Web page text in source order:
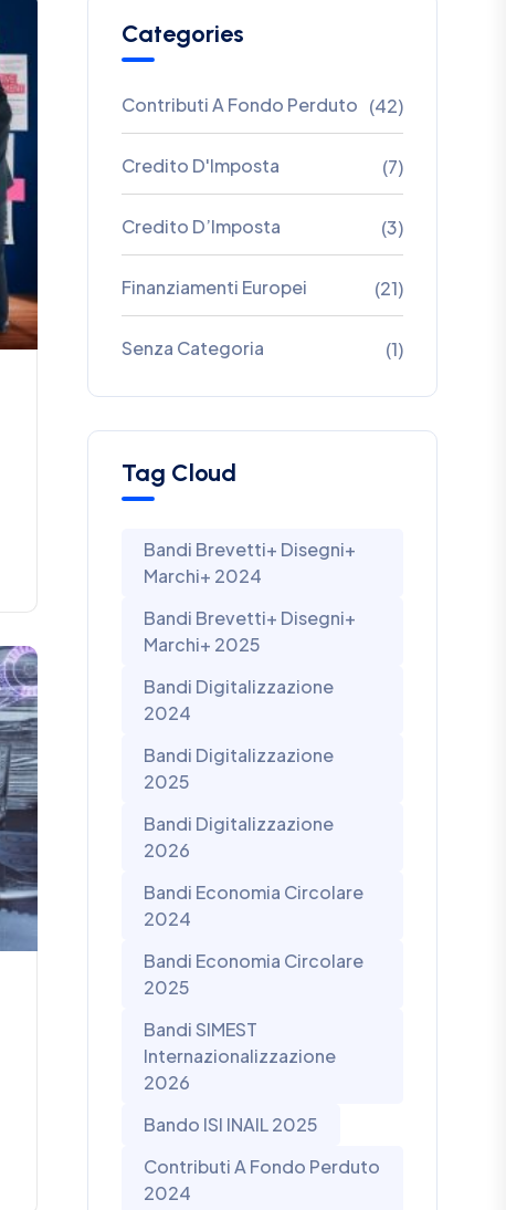
Categories
Contributi A Fondo Perduto (42)
Credito D'Imposta (7)
Credito D’Imposta (3)
Finanziamenti Europei (21)
Senza Categoria (1)
Tag Cloud
Bandi Brevetti+ Disegni+
Marchi+ 2024
Bandi Brevetti+ Disegni+
Marchi+ 2025
Bandi Digitalizzazione
2024
Bandi Digitalizzazione
2025
Bandi Digitalizzazione
2026
Bandi Economia Circolare
2024
Bandi Economia Circolare
2025
Bandi SIMEST
Internazionalizzazione
2026
Bando ISI INAIL 2025
Contributi A Fondo Perduto
2024